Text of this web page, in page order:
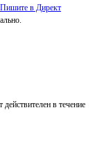
Пишите в Директ
в течение